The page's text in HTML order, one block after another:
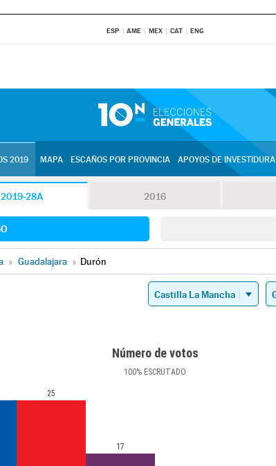
ESP AME MEX CAT ENG
2019 MAPA ESCAÑOS POR PROVINCIA APOYOS DE INVESTIDURA
2019-28A 2016
» Guadalajara » Durón
Número de votos
100% ESCRUTADO
25
17